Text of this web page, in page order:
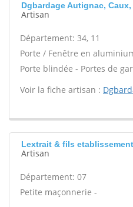
Dgbardage Autignac,
Artisan
Département: 34, 11
Porte / Fenêtre en
Porte blindée - Portes de
Voir la fiche artisan :
Lextrait & fils
Artisan
Département: 07
Petite maçonnerie -